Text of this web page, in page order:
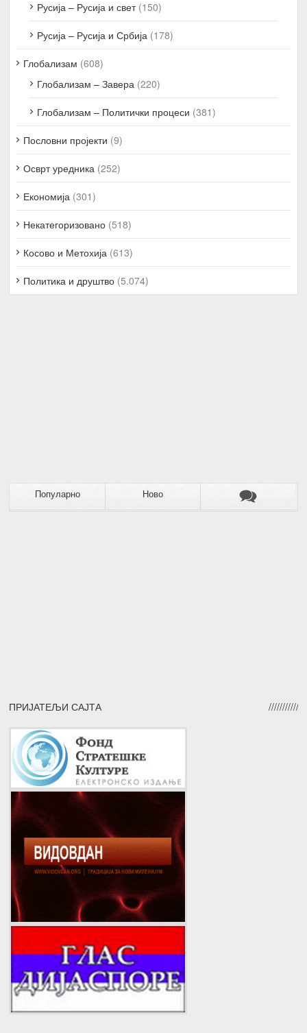
Русија – Русија и свет(150)
Русија – Русија и Србија (178)
Глобализам (608)
Глобализам – Завера (220)
Глобализам – Политички процеси (381)
Пословни пројекти (9)
Осврт уредника (252)
Економија (301)
Некатегоризовано (518)
Косово и Метохија (613)
Политика и друштво (5.074)
Популарно Ново
ПРИЈАТЕЉИ САЈТА